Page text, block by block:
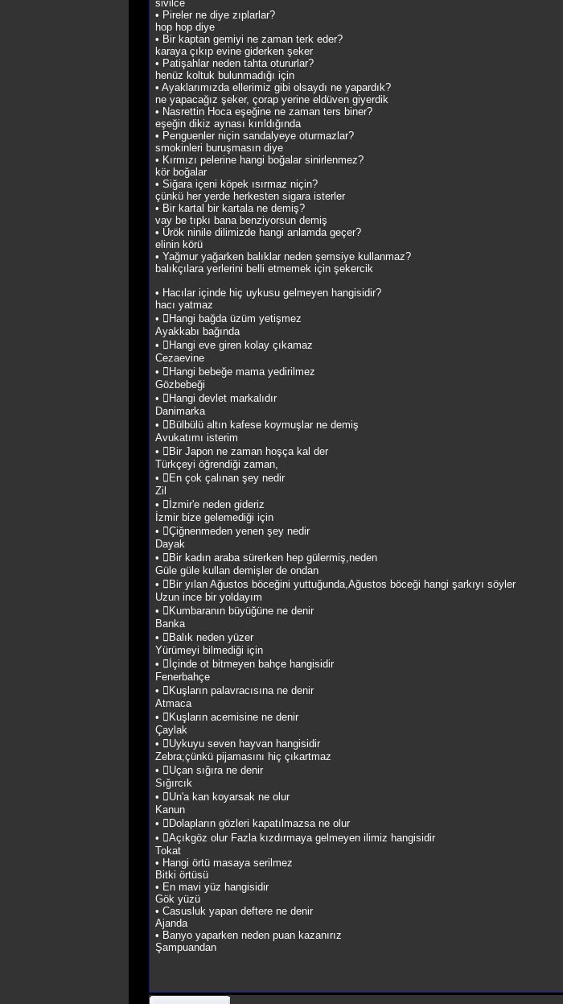
sivilce
• Pireler ne diye zıplarlar?
hop hop diye
• Bir kaptan gemiyi ne zaman terk eder?
karaya çıkıp evine giderken şeker
• Patişahlar neden tahta otururlar?
henüz koltuk bulunmadığı için
• Ayaklarımızda ellerimiz gibi olsaydı ne yapardık?
ne yapacağız şeker, çorap yerine eldüven giyerdik
• Nasrettin Hoca eşeğine ne zaman ters biner?
eşeğin dikiz aynası kırıldığında
• Penguenler niçin sandalyeye oturmazlar?
smokinleri buruşmasın diye
• Kırmızı pelerine hangi boğalar sinirlenmez?
kör boğalar
• Siğara içeni köpek ısırmaz niçin?
çünkü her yerde herkesten sigara isterler
• Bir kartal bir kartala ne demiş?
vay be tıpkı bana benziyorsun demiş
• Ürök ninile dilimizde hangi anlamda geçer?
elinin körü
• Yağmur yağarken balıklar neden şemsiye kullanmaz?
balıkçılara yerlerini belli etmemek için şekercik
• Hacılar içinde hiç uykusu gelmeyen hangisidir?
hacı yatmaz
• Hangi bağda üzüm yetişmez
Ayakkabı bağında
• Hangi eve giren kolay çıkamaz
Cezaevine
• Hangi bebeğe mama yedirilmez
Gözbebeği
• Hangi devlet markalıdır
Danimarka
• Bülbülü altın kafese koymuşlar ne demiş
Avukatımı isterim
• Bir Japon ne zaman hoşça kal der
Türkçeyi öğrendiği zaman,
• En çok çalınan şey nedir
Zil
• İzmir'e neden gideriz
İzmir bize gelemediği için
• Çiğnenmeden yenen şey nedir
Dayak
• Bir kadın araba sürerken hep gülermiş,neden
Güle güle kullan demişler de ondan
• Bir yılan Ağustos böceğini yuttuğunda,Ağustos böceği hangi şarkıyı söyler
Uzun ince bir yoldayım
• Kumbaranın büyüğüne ne denir
Banka
• Balık neden yüzer
Yürümeyi bilmediği için
• İçinde ot bitmeyen bahçe hangisidir
Fenerbahçe
• Kuşların palavracısına ne denir
Atmaca
• Kuşların acemisine ne denir
Çaylak
• Uykuyu seven hayvan hangisidir
Zebra;çünkü pijamasını hiç çıkartmaz
• Uçan sığıra ne denir
Sığırcık
• Un'a kan koyarsak ne olur
Kanun
• Dolapların gözleri kapatılmazsa ne olur
• Açıkgöz olur Fazla kızdırmaya gelmeyen ilimiz hangisidir
Tokat
• Hangi örtü masaya serilmez
Bitki örtüsü
• En mavi yüz hangisidir
Gök yüzü
• Casusluk yapan deftere ne denir
Ajanda
• Banyo yaparken neden puan kazanırız
Şampuandan